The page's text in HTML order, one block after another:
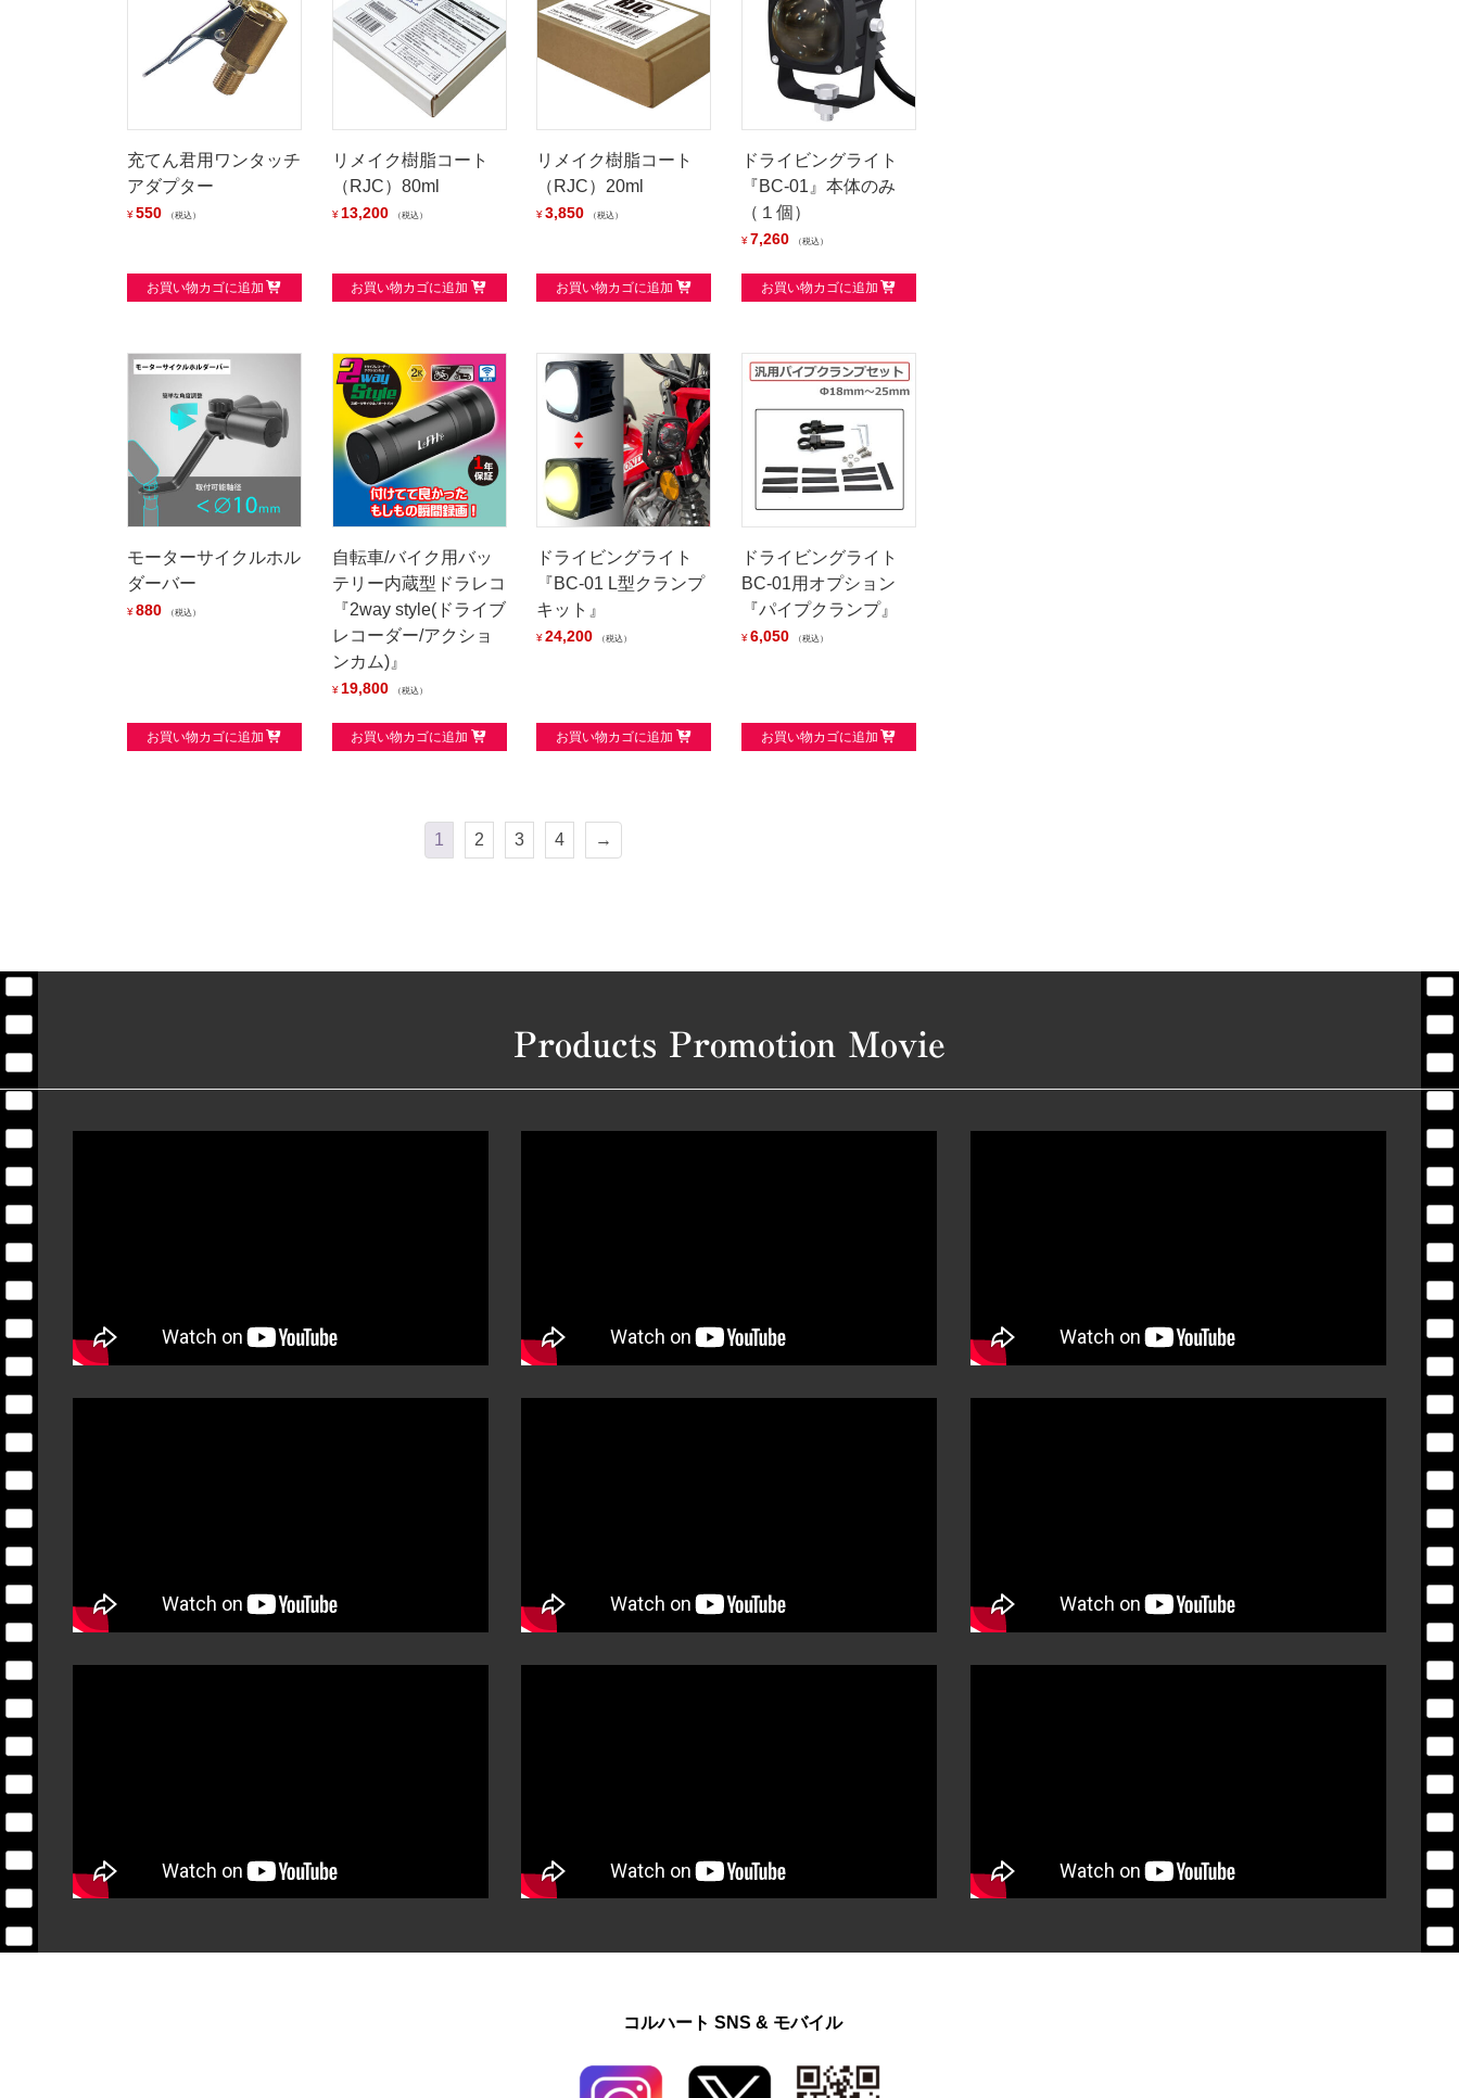
充てん君用ワンタッチ
アダプター
¥550 税込
お買い物カゴに追加
リメイク樹脂コート
（RJC）80ml
¥ 13,200 税込
お買い物カゴに追加
リメイク樹脂コート
（RJC）20ml
¥ 3,850 税込
お買い物カゴに追加
ドライビングライト
『BC-01』本体のみ
（１個）
¥7,260 税込
お買い物カゴに追加
モーターサイクルホル
ダーバー
¥880 税込
お買い物カゴに追加
自転車/バイク用バッ
テリー内蔵型ドラレコ
『2way style(ドライブ
レコーダー/アクショ
ンカム)』
¥ 19,800 税込
お買い物カゴに追加
ドライビングライト
『BC-01 L型クランプ
キット』
¥ 24,200 税込
お買い物カゴに追加
ドライビングライト
BC-01用オプション
『パイプクランプ』
¥6,050 税込
お買い物カゴに追加
1 2 3 4 →
Products Promotion Movie
コルハート SNS & モバイル